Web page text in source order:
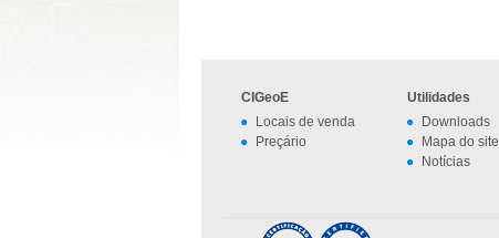
CIGeoE
Locais de venda
Preçário
Utilidades
Downloads
Mapa do site
Notícias